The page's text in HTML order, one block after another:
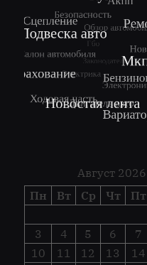
Август 2026
Пн
Вт Ср Чт Пт
3
4 5 6 7
10
11 12 13 14